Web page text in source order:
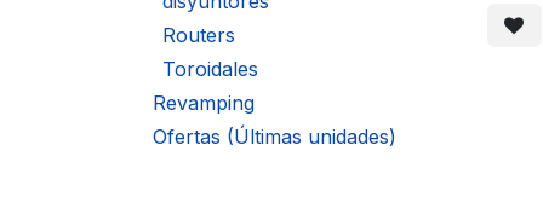
Routers
Toroidales
Revamping
Ofertas (Últimas unidades)
en